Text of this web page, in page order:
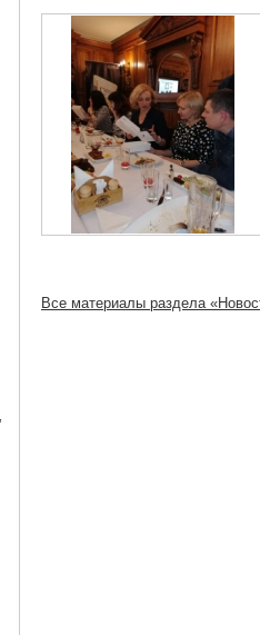
Все материалы раздела